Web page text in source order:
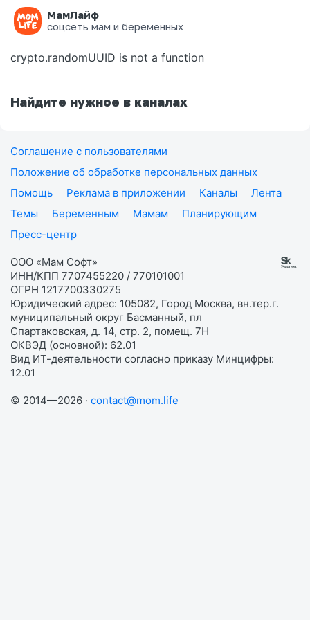
МамЛайф
соцсеть мам и беременных
Ошибка на странице
crypto.randomUUID is not a function
Найдите нужное в каналах
Соглашение с пользователями
Положение об обработке персональных данных
Помощь
Реклама в приложении Каналы
Лента
Темы
Беременным Мамам
Планирующим
Пресс-центр
ООО «Мам Софт»
ИНН/КПП 7707455220 / 770101001
ОГРН 1217700330275
Юридический адрес: 105082, Город Москва, вн.тер.г.
муниципальный округ Басманный, пл
Спартаковская, д. 14, стр. 2, помещ. 7Н
ОКВЭД (основной): 62.01
Вид ИТ-деятельности согласно приказу Минцифры:
12.01
© 2014—2026 · contact@mom.life